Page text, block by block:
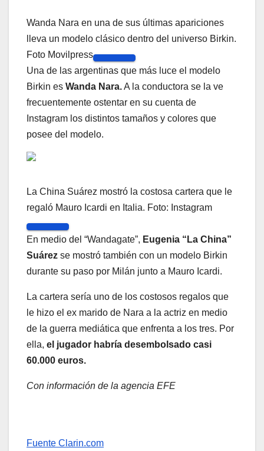
Wanda Nara en una de sus últimas apariciones
lleva un modelo clásico dentro del universo Birkin.
Foto Movilpress
Una de las argentinas que más luce el modelo
Birkin es Wanda Nara.A la conductora se la ve
frecuentemente ostentar en su cuenta de
Instagram los distintos tamaños y colores que
posee del modelo.
La China Suárez mostró la costosa cartera que le
regaló Mauro Icardi en Italia. Foto: Instagram
En medio del “Wandagate”, Eugenia “La China”
Suárez se mostró también con un modelo Birkin
durante su paso por Milán junto a Mauro Icardi.
La cartera sería uno de los costosos regalos que
le hizo el ex marido de Nara a la actriz en medio
de la guerra mediática que enfrenta a los tres. Por
ella, el jugador habría desembolsado casi
60.000 euros.
Con información de la agencia EFE
Fuente Clarin.com